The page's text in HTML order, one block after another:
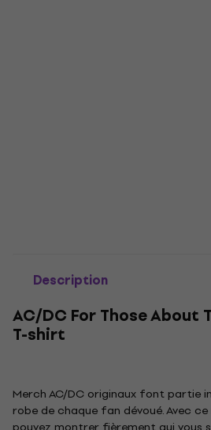
Description
AC/DC For Those About
T-shirt
Merch AC/DC originaux font partie
robe de chaque fan dévoué. Avec